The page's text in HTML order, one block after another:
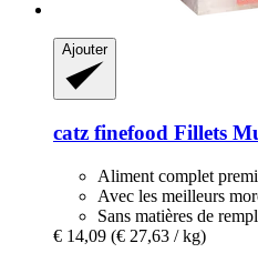
Ajouter
catz finefood Fillets
Aliment complet
Avec les meilleurs
Sans matières de
€ 14,09 (€ 27,63 / kg)